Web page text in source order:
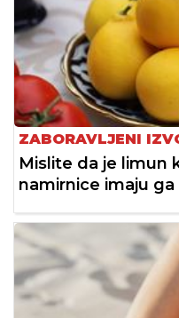
ZABORAVLJENI
Mislite da je limun
namirnice imaju ga